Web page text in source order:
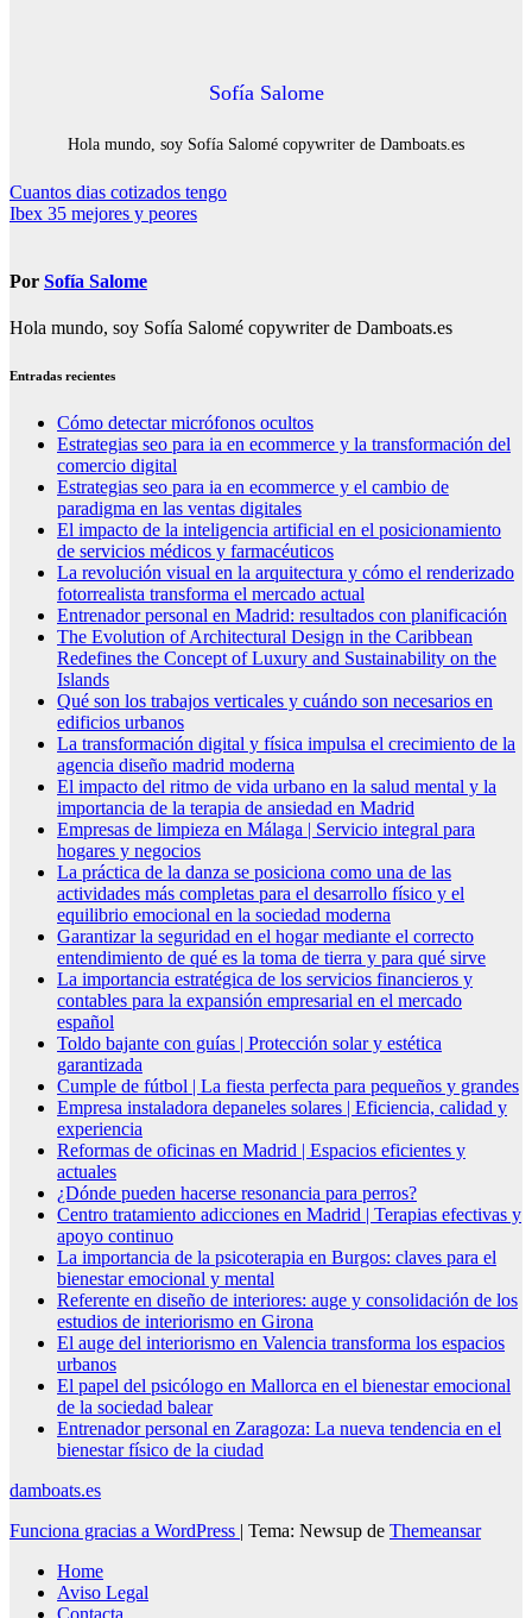
Sofía Salome
Hola mundo, soy Sofía Salomé copywriter de Damboats.es
Navegación
de
Cuantos dias cotizados tengo
Ibex 35 mejores y peores
Por Sofía Salome
Hola mundo, soy Sofía Salomé copywriter de Damboats.es
Entradas recientes
Cómo detectar micrófonos ocultos
Estrategias seo para ia en ecommerce y la transformación del
comercio digital
Estrategias seo para ia en ecommerce y el cambio de
paradigma en las ventas digitales
El impacto de la inteligencia artificial en el posicionamiento
de servicios médicos y farmacéuticos
La revolución visual en la arquitectura y cómo el renderizado
fotorrealista transforma el mercado actual
Entrenador personal en Madrid: resultados con planificación
The Evolution of Architectural Design in the Caribbean
Redefines the Concept of Luxury and Sustainability on the
Islands
Qué son los trabajos verticales y cuándo son necesarios en
edificios urbanos
La transformación digital y física impulsa el crecimiento de la
agencia diseño madrid moderna
El impacto del ritmo de vida urbano en la salud mental y la
importancia de la terapia de ansiedad en Madrid
Empresas de limpieza en Málaga | Servicio integral para
hogares y negocios
La práctica de la danza se posiciona como una de las
actividades más completas para el desarrollo físico y el
equilibrio emocional en la sociedad moderna
Garantizar la seguridad en el hogar mediante el correcto
entendimiento de qué es la toma de tierra y para qué sirve
La importancia estratégica de los servicios financieros y
contables para la expansión empresarial en el mercado
español
Toldo bajante con guías | Protección solar y estética
garantizada
Cumple de fútbol | La fiesta perfecta para pequeños y grandes
Empresa instaladora depaneles solares | Eficiencia, calidad y
experiencia
Reformas de oficinas en Madrid | Espacios eficientes y
actuales
¿Dónde pueden hacerse resonancia para perros?
Centro tratamiento adicciones en Madrid | Terapias efectivas y
apoyo continuo
La importancia de la psicoterapia en Burgos: claves para el
bienestar emocional y mental
Referente en diseño de interiores: auge y consolidación de los
estudios de interiorismo en Girona
El auge del interiorismo en Valencia transforma los espacios
urbanos
El papel del psicólogo en Mallorca en el bienestar emocional
de la sociedad balear
Entrenador personal en Zaragoza: La nueva tendencia en el
bienestar físico de la ciudad
damboats.es
Funciona gracias a WordPress | Tema: Newsup de Themeansar
Home
Aviso Legal